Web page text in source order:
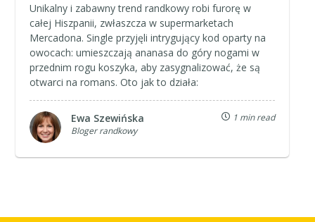
Unikalny i zabawny trend randkowy robi furorę w
całej Hiszpanii, zwłaszcza w supermarketach
Mercadona. Single przyjęli intrygujący kod oparty na
owocach: umieszczają ananasa do góry nogami w
przednim rogu koszyka, aby zasygnalizować, że są
otwarci na romans. Oto jak to działa:
Ewa Szewińska
Bloger randkowy
1 min read